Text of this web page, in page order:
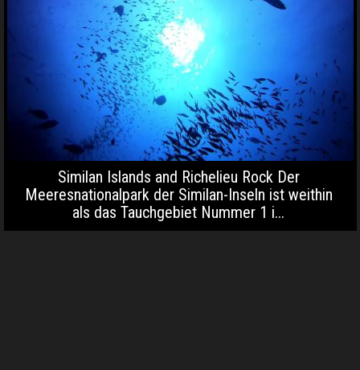
Similan Islands and Richelieu Rock Der
Meeresnationalpark der Similan-Inseln ist weithin
als das Tauchgebiet Nummer 1 i...